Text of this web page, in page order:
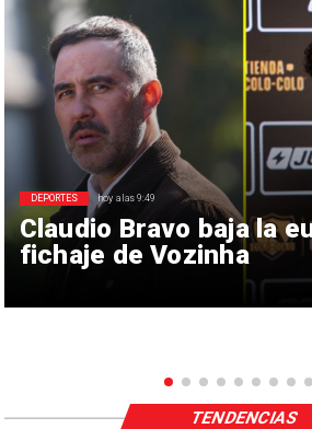
Claudio Bravo baja la
fichaje de Vozinha
DEPORTES hoy a las 9:49
TENDENCIAS